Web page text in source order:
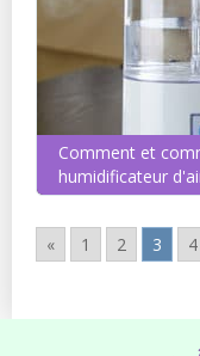
Comment et
humidificateur
« 1 2 3 4